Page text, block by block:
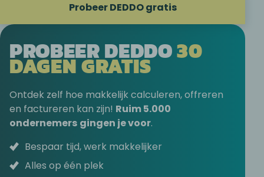
Probeer DEDDO gratis
PROBEER DEDDO30
DAGEN GRATIS
Ontdek zelf hoe makkelijk calculeren, offreren
en factureren kan zijn! Ruim 5.000
ondernemers gingen je voor.
Bespaar tijd, werk makkelijker
Alles op één plek